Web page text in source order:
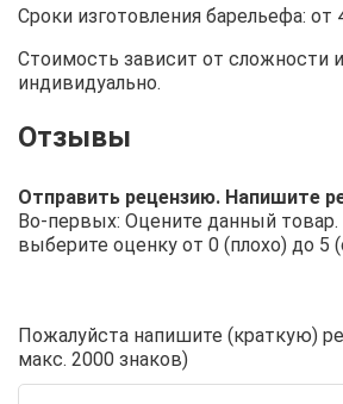
Сроки изготовления барельефа: от
Стоимость зависит от сложности
индивидуально.
Отправить рецензию. Напишите
Во-первых: Оцените данный
выберите оценку от 0 (плохо) до 5
Пожалуйста напишите (краткую)
макс. 2000 знаков)